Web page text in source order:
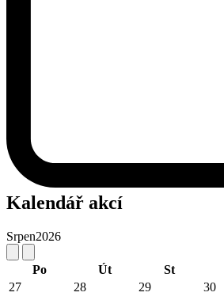
Kalendář akcí
Srpen2026
Po Út St
27
28 29 30